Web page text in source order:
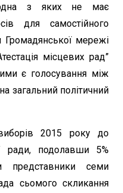
з яких не має
для самостійного
Громадянської мережі
місцевих рад”
є голосування між
загальний політичний
2015 року до
ради, подолавши 5%
представники семи
сьомого скликання